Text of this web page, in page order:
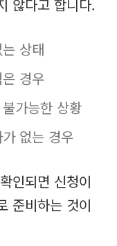
않다고 합니다.
상태
경우
가능한 상황
없는 경우
인되면 신청이
준비하는 것이